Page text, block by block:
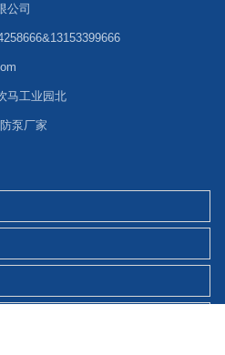
公司
马工业园北
泵厂家